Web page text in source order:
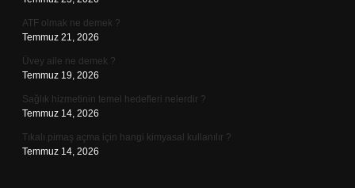
ATF olmak ne demek ?
Temmuz 21, 2026
Üvey aile ne demek ?
Temmuz 19, 2026
Sağlık hizmetinin temel hedefleri nelerdir ?
Temmuz 14, 2026
Tıkalı pimaş açma için hangi kimyasal kullanılır ?
Temmuz 14, 2026